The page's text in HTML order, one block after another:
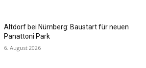
Altdorf bei Nürnberg: Baustart für neuen
Panattoni Park
6. August 2026